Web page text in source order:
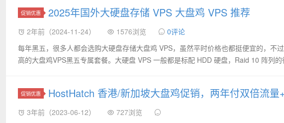
促销优惠 2025年国外大硬盘存储 VPS 大盘鸡 VPS 推荐
2年前（2024-11-24） 1576浏览
0评论
每年黑五，很多人都会选购大硬盘存储大盘鸡 VPS，虽然平时价格也都挺便宜的，不
高的大盘鸡VPS黑五专属套餐。大硬盘 VPS 一般都是标配 HDD 硬盘，Raid 10 阵列
促销优惠 HostHatch 香港/新加坡大盘鸡促销，两年付双倍流
3年前（2023-06-12）
727浏览